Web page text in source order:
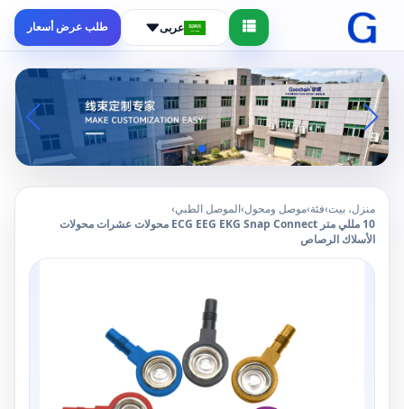
عربى طلب عرض أسعار
منزل، بيت›فئة›موصل ومحول›الموصل الطبي›
10 مللي متر ECG EEG EKG Snap Connect محولات عشرات محولات
الأسلاك الرصاص